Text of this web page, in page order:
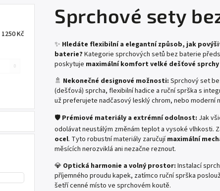
1250Kč
0
Sprchové sety
✨ Hledáte flexibilní a elegantní způsob, jak
baterie? Kategorie sprchových setů bez baterie
poskytuje maximální komfort velké dešťové sprchy
🚿 Nekonečné designové možnosti: Sprchový set
(dešťová) sprcha, flexibilní hadice a ruční sprška s
už preferujete nadčasový lesklý chrom, nebo moderní
🛡️ Prémiové materiály a extrémní odolnost: Jak
odolávat neustálým změnám teplot a vysoké vlhkosti.
ocel. Tyto robustní materiály zaručujímaximální
měsících nerozviklá ani nezačne reznout.
💎 Optická harmonie a volný prostor: Instalací
příjemného proudu kapek, zatímco ruční sprška
šetří cenné místo ve sprchovém koutě.